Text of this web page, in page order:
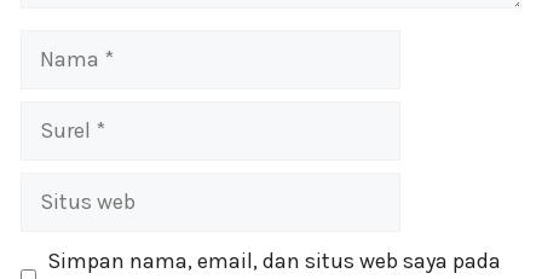
Nama
Surel
Situs
Simpan nama, email, dan situs web saya pada